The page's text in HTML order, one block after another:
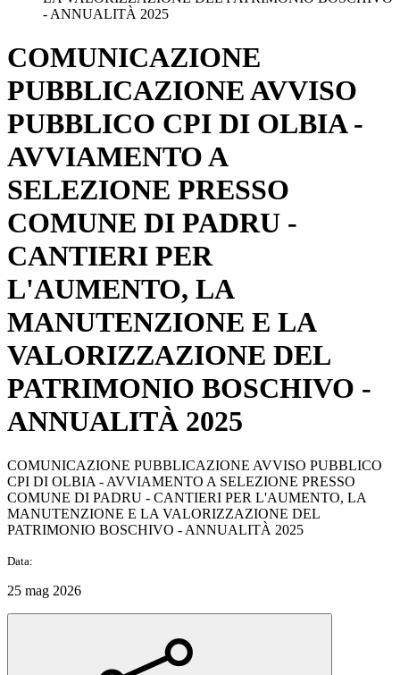
- ANNUALITÀ 2025
COMUNICAZIONE
PUBBLICAZIONE AVVISO
PUBBLICO CPI DI OLBIA -
AVVIAMENTO A
SELEZIONE PRESSO
COMUNE DI PADRU -
CANTIERI PER
L'AUMENTO, LA
MANUTENZIONE E LA
VALORIZZAZIONE DEL
PATRIMONIO BOSCHIVO -
ANNUALITÀ 2025
COMUNICAZIONE PUBBLICAZIONE AVVISO PUBBLICO
CPI DI OLBIA - AVVIAMENTO A SELEZIONE PRESSO
COMUNE DI PADRU - CANTIERI PER L'AUMENTO, LA
MANUTENZIONE E LA VALORIZZAZIONE DEL
PATRIMONIO BOSCHIVO - ANNUALITÀ 2025
Data:
25 mag 2026